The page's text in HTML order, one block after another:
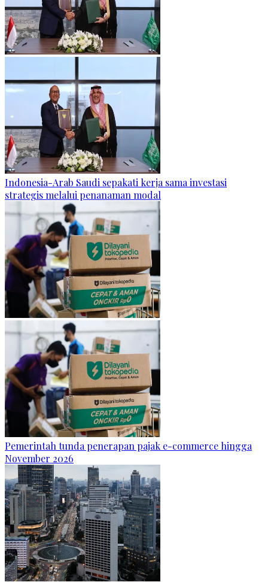
Indonesia-Arab Saudi sepakati kerja sama investasi
strategis melalui penanaman modal
Pemerintah tunda penerapan pajak e-commerce hingga
November 2026